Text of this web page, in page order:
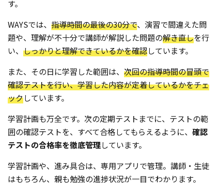
す。
WAYSでは、 指導時間の最後の30分で、演習で間違えた問
題や、理解が不十分で講師が解説した問題の解き直しを行
い、 しっかりと理解できているかを確認しています。
また、その日に学習した範囲は、 次回の指導時間の冒頭で
確認テストを行い、学習した内容が定着しているかをチェ
ックしています。
学習計画も万全です。次の定期テストまでに、テストの範
囲の確認テストを、すべて合格してもらえるように、 確認
テストの合格率を徹底管理しています。
学習計画や、進み具合は、専用アプリで管理。講師・生徒
はもちろん、親も勉強の進捗状況が一目でわかります。